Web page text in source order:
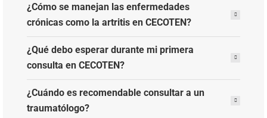
¿Cómo se manejan las enfermedades
crónicas como la artritis en CECOTEN?
¿Qué debo esperar durante mi primera
consulta en CECOTEN?
¿Cuándo es recomendable consultar a un
traumatólogo?